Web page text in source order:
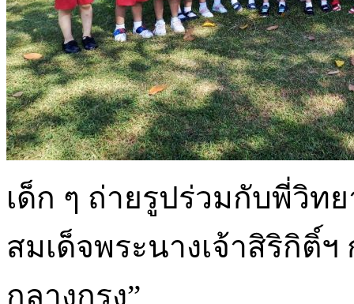
เด็ก ๆ ถ่ายรูปร่วมกับพี่วิท
สมเด็จพระนางเจ้าสิริกิติ์
กลางกรุง”